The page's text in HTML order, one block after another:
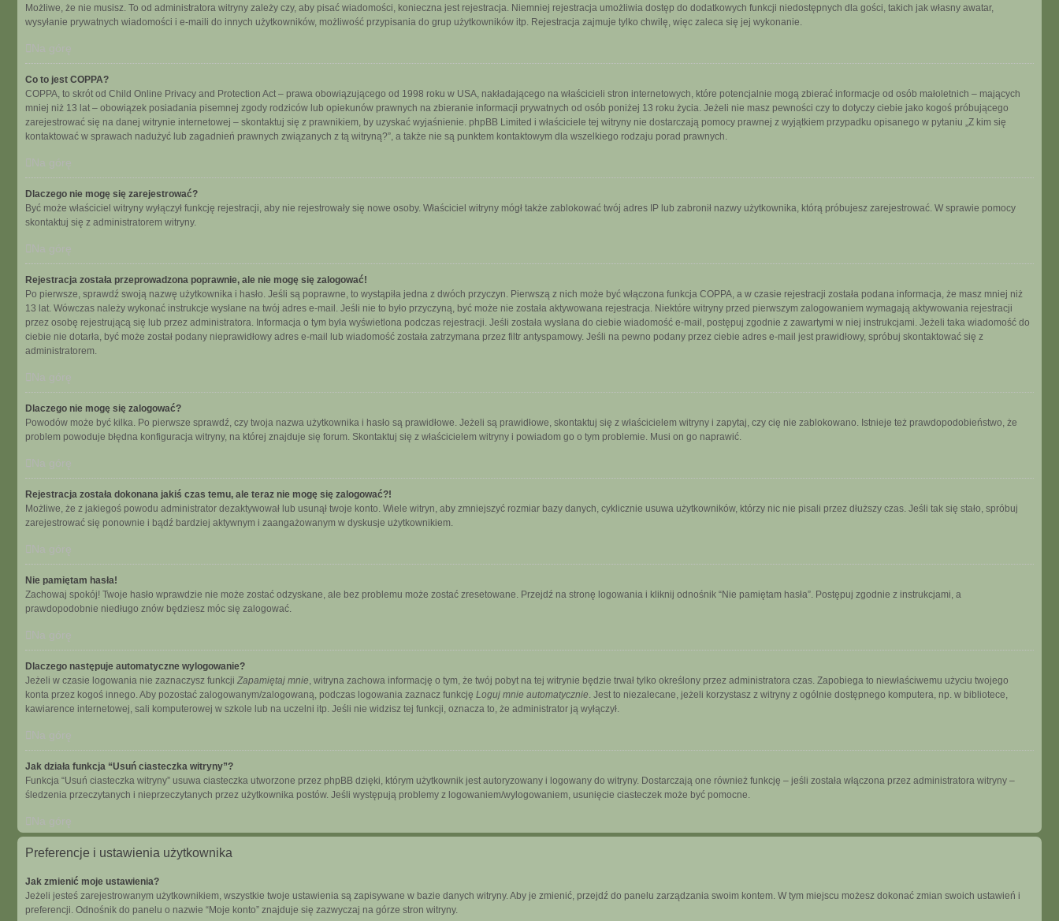
Możliwe, że nie musisz. To od administratora witryny zależy czy, aby pisać wiadomości, konieczna jest rejestracja. Niemniej rejestracja umożliwia dostęp do dodatkowych funkcji niedostępnych dla gości, takich jak własny awatar,
wysyłanie prywatnych wiadomości i e-maili do innych użytkowników, możliwość przypisania do grup użytkowników itp. Rejestracja zajmuje tylko chwilę, więc zaleca się jej wykonanie.
Na górę
Co to jest COPPA?
COPPA, to skrót od Child Online Privacy and Protection Act – prawa obowiązującego od 1998 roku w USA, nakładającego na właścicieli stron internetowych, które potencjalnie mogą zbierać informacje od osób małoletnich – mających
mniej niż 13 lat – obowiązek posiadania pisemnej zgody rodziców lub opiekunów prawnych na zbieranie informacji prywatnych od osób poniżej 13 roku życia. Jeżeli nie masz pewności czy to dotyczy ciebie jako kogoś próbującego
zarejestrować się na danej witrynie internetowej – skontaktuj się z prawnikiem, by uzyskać wyjaśnienie. phpBB Limited i właściciele tej witryny nie dostarczają pomocy prawnej z wyjątkiem przypadku opisanego w pytaniu „Z kim się
kontaktować w sprawach nadużyć lub zagadnień prawnych związanych z tą witryną?”, a także nie są punktem kontaktowym dla wszelkiego rodzaju porad prawnych.
Na górę
Dlaczego nie mogę się zarejestrować?
Być może właściciel witryny wyłączył funkcję rejestracji, aby nie rejestrowały się nowe osoby. Właściciel witryny mógł także zablokować twój adres IP lub zabronił nazwy użytkownika, którą próbujesz zarejestrować. W sprawie pomocy
skontaktuj się z administratorem witryny.
Na górę
Rejestracja została przeprowadzona poprawnie, ale nie mogę się zalogować!
Po pierwsze, sprawdź swoją nazwę użytkownika i hasło. Jeśli są poprawne, to wystąpiła jedna z dwóch przyczyn. Pierwszą z nich może być włączona funkcja COPPA, a w czasie rejestracji została podana informacja, że masz mniej niż
13 lat. Wówczas należy wykonać instrukcje wysłane na twój adres e-mail. Jeśli nie to było przyczyną, być może nie została aktywowana rejestracja. Niektóre witryny przed pierwszym zalogowaniem wymagają aktywowania rejestracji
przez osobę rejestrującą się lub przez administratora. Informacja o tym była wyświetlona podczas rejestracji. Jeśli została wysłana do ciebie wiadomość e-mail, postępuj zgodnie z zawartymi w niej instrukcjami. Jeżeli taka wiadomość do
ciebie nie dotarła, być może został podany nieprawidłowy adres e-mail lub wiadomość została zatrzymana przez filtr antyspamowy. Jeśli na pewno podany przez ciebie adres e-mail jest prawidłowy, spróbuj skontaktować się z
administratorem.
Na górę
Dlaczego nie mogę się zalogować?
Powodów może być kilka. Po pierwsze sprawdź, czy twoja nazwa użytkownika i hasło są prawidłowe. Jeżeli są prawidłowe, skontaktuj się z właścicielem witryny i zapytaj, czy cię nie zablokowano. Istnieje też prawdopodobieństwo, że
problem powoduje błędna konfiguracja witryny, na której znajduje się forum. Skontaktuj się z właścicielem witryny i powiadom go o tym problemie. Musi on go naprawić.
Na górę
Rejestracja została dokonana jakiś czas temu, ale teraz nie mogę się zalogować?!
Możliwe, że z jakiegoś powodu administrator dezaktywował lub usunął twoje konto. Wiele witryn, aby zmniejszyć rozmiar bazy danych, cyklicznie usuwa użytkowników, którzy nic nie pisali przez dłuższy czas. Jeśli tak się stało, spróbuj
zarejestrować się ponownie i bądź bardziej aktywnym i zaangażowanym w dyskusje użytkownikiem.
Na górę
Nie pamiętam hasła!
Zachowaj spokój! Twoje hasło wprawdzie nie może zostać odzyskane, ale bez problemu może zostać zresetowane. Przejdź na stronę logowania i kliknij odnośnik “Nie pamiętam hasła”. Postępuj zgodnie z instrukcjami, a
prawdopodobnie niedługo znów będziesz móc się zalogować.
Na górę
Dlaczego następuje automatyczne wylogowanie?
Jeżeli w czasie logowania nie zaznaczysz funkcji Zapamiętaj mnie, witryna zachowa informację o tym, że twój pobyt na tej witrynie będzie trwał tylko określony przez administratora czas. Zapobiega to niewłaściwemu użyciu twojego
konta przez kogoś innego. Aby pozostać zalogowanym/zalogowaną, podczas logowania zaznacz funkcję Loguj mnie automatycznie. Jest to niezalecane, jeżeli korzystasz z witryny z ogólnie dostępnego komputera, np. w bibliotece,
kawiarence internetowej, sali komputerowej w szkole lub na uczelni itp. Jeśli nie widzisz tej funkcji, oznacza to, że administrator ją wyłączył.
Na górę
Jak działa funkcja “Usuń ciasteczka witryny”?
Funkcja “Usuń ciasteczka witryny” usuwa ciasteczka utworzone przez phpBB dzięki, którym użytkownik jest autoryzowany i logowany do witryny. Dostarczają one również funkcję – jeśli została włączona przez administratora witryny –
śledzenia przeczytanych i nieprzeczytanych przez użytkownika postów. Jeśli występują problemy z logowaniem/wylogowaniem, usunięcie ciasteczek może być pomocne.
Na górę
Preferencje i ustawienia użytkownika
Jak zmienić moje ustawienia?
Jeżeli jesteś zarejestrowanym użytkownikiem, wszystkie twoje ustawienia są zapisywane w bazie danych witryny. Aby je zmienić, przejdź do panelu zarządzania swoim kontem. W tym miejscu możesz dokonać zmian swoich ustawień i
preferencji. Odnośnik do panelu o nazwie “Moje konto” znajduje się zazwyczaj na górze stron witryny.